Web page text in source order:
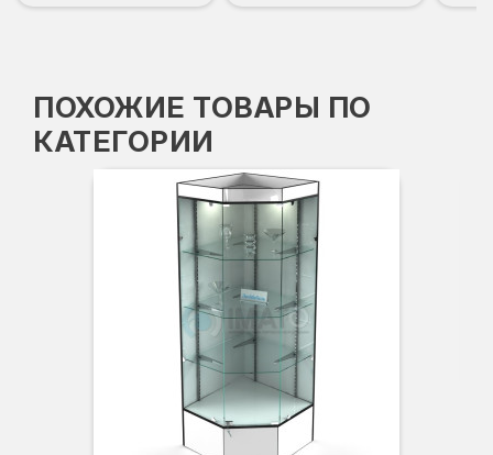
ПОХОЖИЕ ТОВАРЫ ПО
КАТЕГОРИИ